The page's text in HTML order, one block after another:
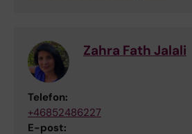
Zahra Fath Jalali
Telefon:
+46852486227
E-post: